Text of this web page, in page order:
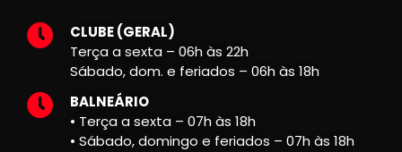
CLUBE (GERAL)
Terça a sexta – 06h às 22h
Sábado, dom. e feriados – 06h às 18h
BALNEÁRIO
• Terça a sexta – 07h às 18h
• Sábado, domingo e feriados – 07h às 18h